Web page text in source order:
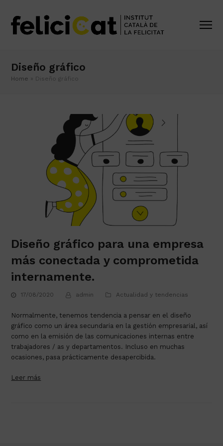
Diseño gráfico
Home » Diseño gráfico
Diseño gráfico para una empresa
más conectada y comprometida
internamente.
17/08/2020 admin Actualidad y tendencias
Normalmente, tenemos tendencia a pensar en el diseño
gráfico como un área secundaria en la gestión empresarial, así
como en la emisión de las comunicaciones internas entre
trabajadores / as y departamentos. Incluso en muchas
ocasiones, pasa prácticamente desapercibida.
Leer más